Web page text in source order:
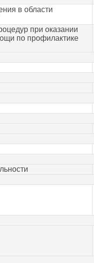
в области
при оказании
по профилактике